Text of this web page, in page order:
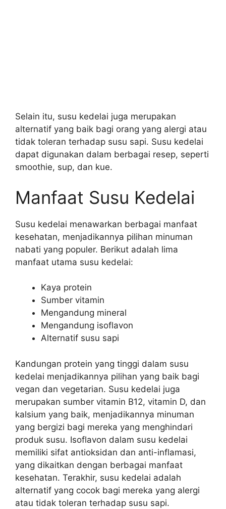
Selain itu, susu kedelai juga merupakan
alternatif yang baik bagi orang yang alergi atau
tidak toleran terhadap susu sapi. Susu kedelai
dapat digunakan dalam berbagai resep, seperti
smoothie, sup, dan kue.
Manfaat Susu Kedelai
Susu kedelai menawarkan berbagai manfaat
kesehatan, menjadikannya pilihan minuman
nabati yang populer. Berikut adalah lima
manfaat utama susu kedelai:
Kaya protein
Sumber vitamin
Mengandung mineral
Mengandung isoflavon
Alternatif susu sapi
Kandungan protein yang tinggi dalam susu
kedelai menjadikannya pilihan yang baik bagi
vegan dan vegetarian. Susu kedelai juga
merupakan sumber vitamin B12, vitamin D, dan
kalsium yang baik, menjadikannya minuman
yang bergizi bagi mereka yang menghindari
produk susu. Isoflavon dalam susu kedelai
memiliki sifat antioksidan dan anti-inflamasi,
yang dikaitkan dengan berbagai manfaat
kesehatan. Terakhir, susu kedelai adalah
alternatif yang cocok bagi mereka yang alergi
atau tidak toleran terhadap susu sapi.